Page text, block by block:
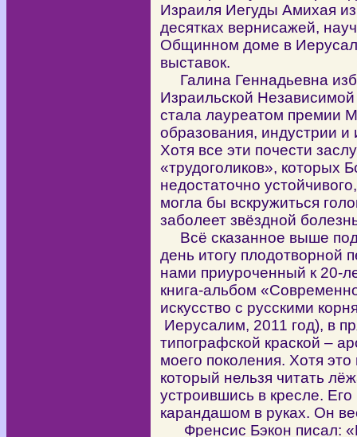
Израиля Иегуды Амихая
десятках вернисажей,
Общинном доме в
выставок.
Галина Геннадьевна
Израильской
стала лауреатом премии
образования, индустрии
Хотя все эти почести
«трудоголиков», которых
недостаточно
могла бы вскружиться
заболеет звёздной
Всё сказанное выше
день итогу плодотворной
нами приуроченный к 20-
книга-альбом
искусство с русскими
Иерусалим, 2011 год), в
типографской краской –
моего поколения. Хотя
который нельзя читать
устроившись в кресле.
карандашом в руках. Он
Френсис Бэкон писал: